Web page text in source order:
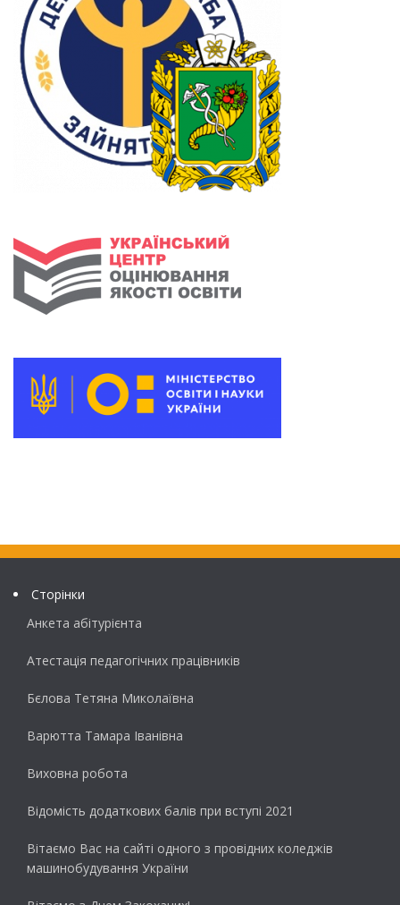
Сторінки
Анкета абітурієнта
Атестація педагогічних працівників
Бєлова Тетяна Миколаївна
Варютта Тамара Іванівна
Виховна робота
Відомість додаткових балів при вступі 2021
Вітаємо Вас на сайті одного з провідних коледжів
машинобудування України